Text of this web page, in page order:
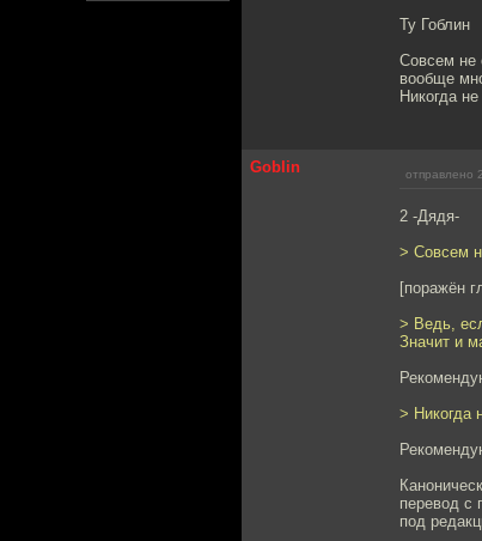
Ту Гоблин
Совсем не
вообще
Никогда
Goblin отправлено
2 -Дядя-
> Совсем
[поражён
> Ведь,
Значит и
> Никогда
перевод с
под